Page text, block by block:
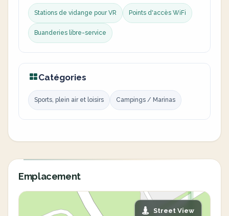
Stations de vidange pour VR Points d'accès WiFi
Buanderies libre-service
Catégories
Sports, plein air et loisirs Campings / Marinas
Emplacement
Street View